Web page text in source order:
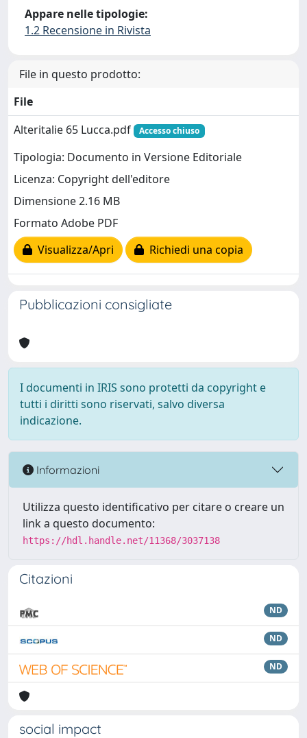
Appare nelle tipologie:
1.2 Recensione in Rivista
File in questo prodotto:
File
Alteritalie 65 Lucca.pdf
Accesso chiuso
Tipologia: Documento in Versione Editoriale
Licenza: Copyright dell'editore
Dimensione 2.16 MB
Formato Adobe PDF
Visualizza/Apri
Richiedi una copia
Pubblicazioni consigliate
I documenti in IRIS sono protetti da copyright e
tutti i diritti sono riservati, salvo diversa
indicazione.
Informazioni
Utilizza questo identificativo per citare o creare un
link a questo documento:
https://hdl.handle.net/11368/3037138
Citazioni
ND
ND
ND
social impact